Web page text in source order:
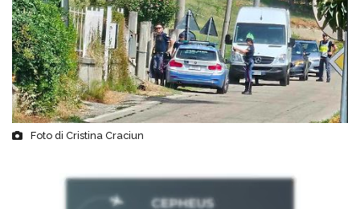
Foto di Cristina Craciun